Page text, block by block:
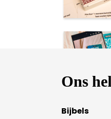
Ons
Bijbels